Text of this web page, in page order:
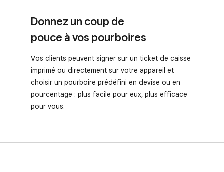
Donnez un coup de
pouce à vos pourboires
Vos clients peuvent signer sur un ticket de caisse
imprimé ou directement sur votre appareil et
choisir un pourboire prédéfini en devise ou en
pourcentage : plus facile pour eux, plus efficace
pour vous.